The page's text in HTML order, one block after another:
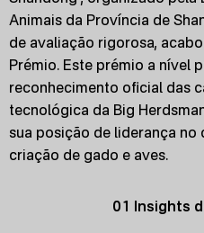
Animais da Província de
de avaliação rigorosa,
Prémio. Este prémio a nível
reconhecimento oficial das
tecnológica da Big
sua posição de liderança
criação de gado e aves.
01 Insights